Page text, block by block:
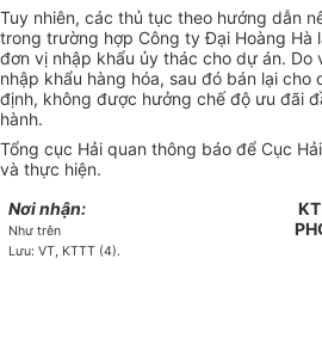
Tuy nhiên, các thủ tục theo hướng dẫn
trong trường hợp Công ty Đại Hoàng Hà
đơn vị nhập khẩu ủy thác cho dự án.
nhập khẩu hàng hóa, sau đó bán lại
định, không được hưởng chế độ ưu đãi
hành.
Tổng cục Hải quan thông báo để Cục
và thực hiện.
Nơi nhận:
Như trên
Lưu: VT, KTTT (4).